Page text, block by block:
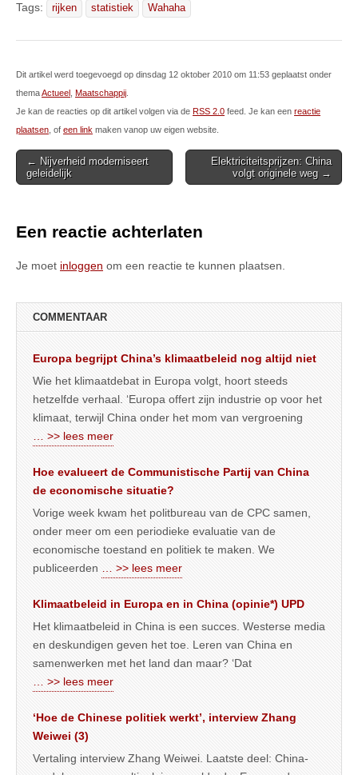
Tags: rijken statistiek Wahaha
Dit artikel werd toegevoegd op dinsdag 12 oktober 2010 om 11:53 geplaatst onder
themaActueel Maatschappij
Je kan de reacties op dit artikel volgen via de RSS 2.0 feed. Je kan een reactie
plaatsen , of een link maken vanop uw eigen website.
Post
navigation
← Nijverheid moderniseert
geleidelijk
Elektriciteitsprijzen: China
volgt originele weg →
Een reactie achterlaten
Je moet inloggen om een reactie te kunnen plaatsen.
COMMENTAAR
Europa begrijpt China’s klimaatbeleid nog altijd niet
Wie het klimaatdebat in Europa volgt, hoort steeds
hetzelfde verhaal. ‘Europa offert zijn industrie op voor het
klimaat, terwijl China onder het mom van vergroening
… >> lees meer
Hoe evalueert de Communistische Partij van China
de economische situatie?
Vorige week kwam het politbureau van de CPC samen,
onder meer om een periodieke evaluatie van de
economische toestand en politiek te maken. We
publiceerden
… >> lees meer
Klimaatbeleid in Europa en in China (opinie*) UPD
Het klimaatbeleid in China is een succes. Westerse media
en deskundigen geven het toe. Leren van China en
samenwerken met het land dan maar? ‘Dat
… >> lees meer
‘Hoe de Chinese politiek werkt’, interview Zhang
Weiwei (3)
Vertaling interview Zhang Weiwei. Laatste deel: China-